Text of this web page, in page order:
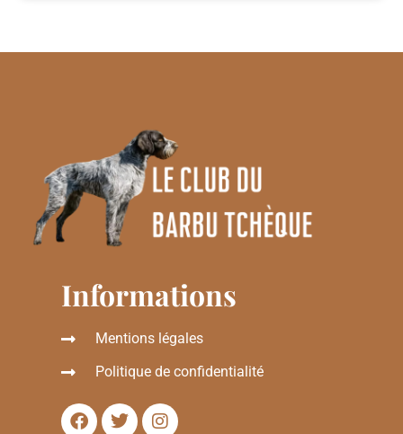
Informations
Mentions légales
Politique de confidentialité
F
a
T
w
I
n